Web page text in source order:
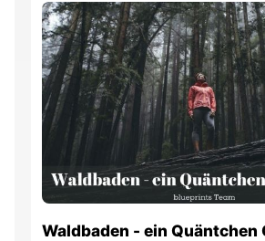
Waldbaden - ein Quäntchen